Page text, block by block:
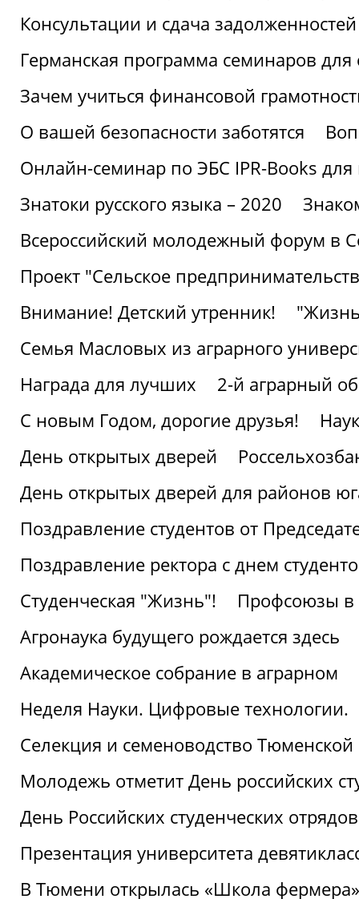
Консультации и сдача
Германская программа семинаров для
Зачем учиться финансовой
О вашей безопасности заботятся
Онлайн-семинар по ЭБС IPR-Books для
Знатоки русского языка – 2020
Всероссийский молодежный форум в
Проект "Сельское
Внимание! Детский утренник!
Семья Масловых из аграрного
Награда для лучших
2-й аграрный
С новым Годом, дорогие друзья!
День открытых дверей
День открытых дверей для районов
Поздравление студентов от
Поздравление ректора с днем
Студенческая "Жизнь"!
Профсоюзы в
Агронаука будущего рождается здесь
Академическое собрание в аграрном
Неделя Науки. Цифровые технологии.
Селекция и семеноводство Тюменской
Молодежь отметит День российских
День Российских студенческих
Презентация университета
В Тюмени открылась «Школа фермера»